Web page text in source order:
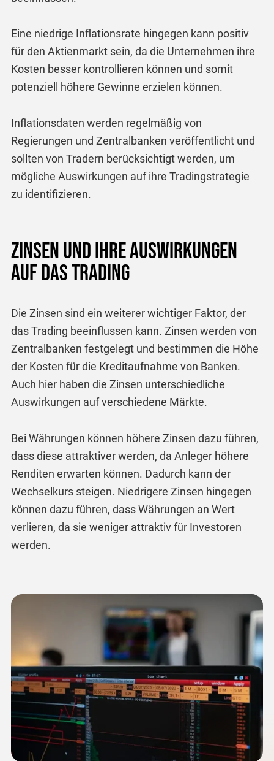
Eine niedrige Inflationsrate hingegen kann positiv
für den Aktienmarkt sein, da die Unternehmen ihre
Kosten besser kontrollieren können und somit
potenziell höhere Gewinne erzielen können.
Inflationsdaten werden regelmäßig von
Regierungen und Zentralbanken veröffentlicht und
sollten von Tradern berücksichtigt werden, um
mögliche Auswirkungen auf ihre Tradingstrategie
zu identifizieren.
Zinsen und ihre Auswirkungen
auf das Trading
Die Zinsen sind ein weiterer wichtiger Faktor, der
das Trading beeinflussen kann. Zinsen werden von
Zentralbanken festgelegt und bestimmen die Höhe
der Kosten für die Kreditaufnahme von Banken.
Auch hier haben die Zinsen unterschiedliche
Auswirkungen auf verschiedene Märkte.
Bei Währungen können höhere Zinsen dazu führen,
dass diese attraktiver werden, da Anleger höhere
Renditen erwarten können. Dadurch kann der
Wechselkurs steigen. Niedrigere Zinsen hingegen
können dazu führen, dass Währungen an Wert
verlieren, da sie weniger attraktiv für Investoren
werden.